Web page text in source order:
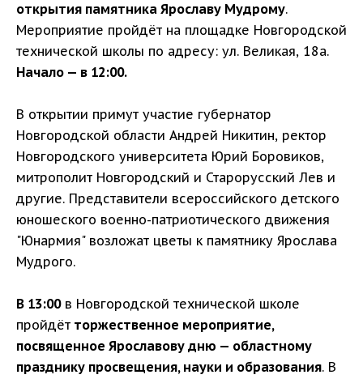
открытия памятника Ярославу Мудрому.
Мероприятие пройдёт на площадке Новгородской
технической школы по адресу: ул. Великая, 18а.
Начало — в 12:00.
В открытии примут участие губернатор
Новгородской области Андрей Никитин, ректор
Новгородского университета Юрий Боровиков,
митрополит Новгородский и Старорусский Лев и
другие. Представители всероссийского детского
юношеского военно-патриотического движения
"Юнармия" возложат цветы к памятнику Ярослава
Мудрого.
В 13:00в Новгородской технической школе
пройдёт торжественное мероприятие,
посвященное Ярославову дню — областному
празднику просвещения, науки и образования. В